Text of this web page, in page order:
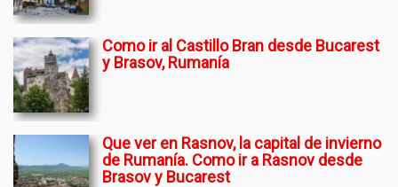
Como ir al Castillo Bran desde Bucarest
y Brasov, Rumanía
Que ver en Rasnov, la capital de invierno
de Rumanía. Como ir a Rasnov desde
Brasov y Bucarest